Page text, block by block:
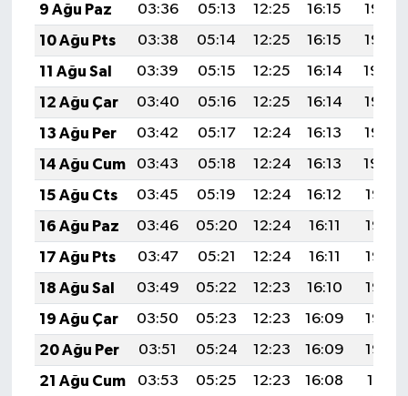
9 Ağu Paz
03:36 05:13 12:25 16:15
19:27
10 Ağu Pts
03:38 05:14 12:25 16:15
19:25
11 Ağu Sal
03:39 05:15 12:25 16:14
19:24
12 Ağu Çar
03:40 05:16 12:25 16:14
19:23
13 Ağu Per
03:42 05:17 12:24 16:13
19:22
14 Ağu Cum
03:43 05:18 12:24 16:13
19:20
15 Ağu Cts
03:45 05:19 12:24 16:12
19:19
16 Ağu Paz
03:46 05:20 12:24 16:11
19:18
17 Ağu Pts
03:47 05:21 12:24 16:11
19:16
18 Ağu Sal
03:49 05:22 12:23 16:10
19:15
19 Ağu Çar
03:50 05:23 12:23 16:09
19:14
20 Ağu Per
03:51 05:24 12:23 16:09
19:12
21 Ağu Cum
03:53 05:25 12:23 16:08
19:11